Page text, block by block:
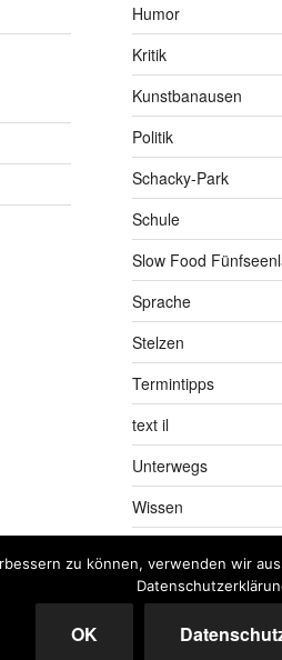
Humor
Kritik
Kunstbanausen
Politik
Schacky-Park
Schule
Slow Food
Sprache
Stelzen
Termintipps
text il
Unterwegs
Wissen
zu können, verwenden wir
OK